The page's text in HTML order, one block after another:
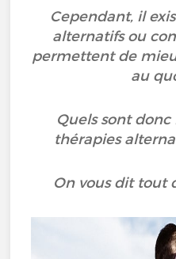
Cependant, il
alternatifs ou
permettent de
au
Quels sont
thérapies
On vous dit tout